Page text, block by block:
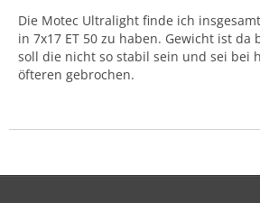
Die Motec Ultralight finde ich
in 7x17 ET 50 zu haben. Gewicht ist da
soll die nicht so stabil sein und sei bei
öfteren gebrochen.